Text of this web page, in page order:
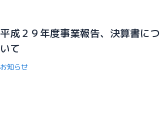
平成２９年度事業報告、決算書につ
いて
お知らせ